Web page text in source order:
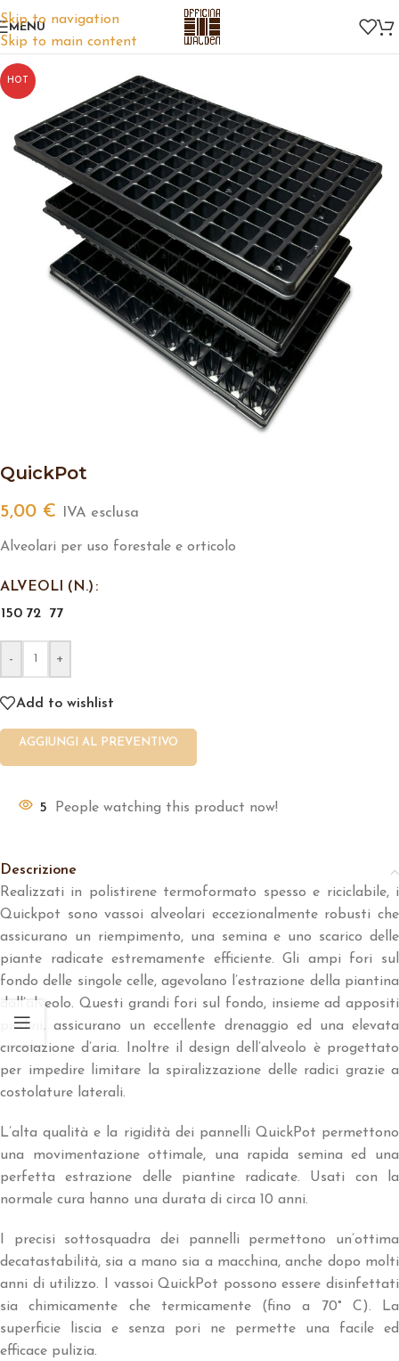
Skip to navigation
Skip to main content
MENU
HOT
QuickPot
5,00 € IVA esclusa
Alveolari per uso forestale e orticolo
ALVEOLI (N.)
150 72 77
- +
Add to wishlist
AGGIUNGI AL PREVENTIVO
5 People watching this product now!
Descrizione
Realizzati in polistirene termoformato spesso e riciclabile, i
Quickpot sono vassoi alveolari eccezionalmente robusti che
assicurano un riempimento, una semina e uno scarico delle
piante radicate estremamente efficiente. Gli ampi fori sul
fondo delle singole celle, agevolano l’estrazione della piantina
dall’alveolo. Questi grandi fori sul fondo, insieme ad appositi
piedini, assicurano un eccellente drenaggio ed una elevata
circolazione d’aria. Inoltre il design dell’alveolo è progettato
per impedire limitare la spiralizzazione delle radici grazie a
costolature laterali.
L’alta qualità e la rigidità dei pannelli QuickPot permettono
una movimentazione ottimale, una rapida semina ed una
perfetta estrazione delle piantine radicate. Usati con la
normale cura hanno una durata di circa 10 anni.
I precisi sottosquadra dei pannelli permettono un’ottima
decatastabilità, sia a mano sia a macchina, anche dopo molti
anni di utilizzo. I vassoi QuickPot possono essere disinfettati
sia chimicamente che termicamente (fino a 70° C). La
superficie liscia e senza pori ne permette una facile ed
efficace pulizia.